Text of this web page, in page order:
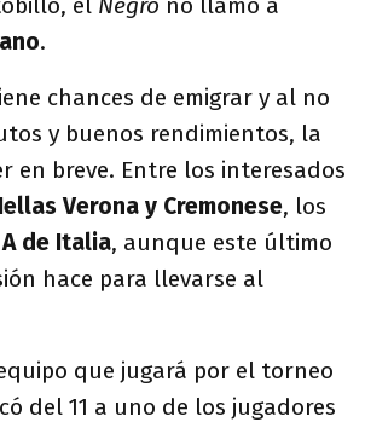
.
chances de emigrar y al no
y buenos rendimientos, la
en breve. Entre los interesados
Verona y Cremonese, los
de Italia, aunque este último
hace para llevarse al
que jugará por el torneo
del 11 a uno de los jugadores